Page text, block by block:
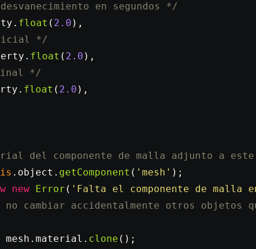
en segundos */
float ( 2.0 ),
*/
float ( 2.0 ),
*/
float ( 2.0 ),
del componente de malla adjunto a este
.object. getComponent ( 'mesh' );
new Error ( 'Falta el componente de malla
cambiar accidentalmente otros objetos
mesh.material. clone ();